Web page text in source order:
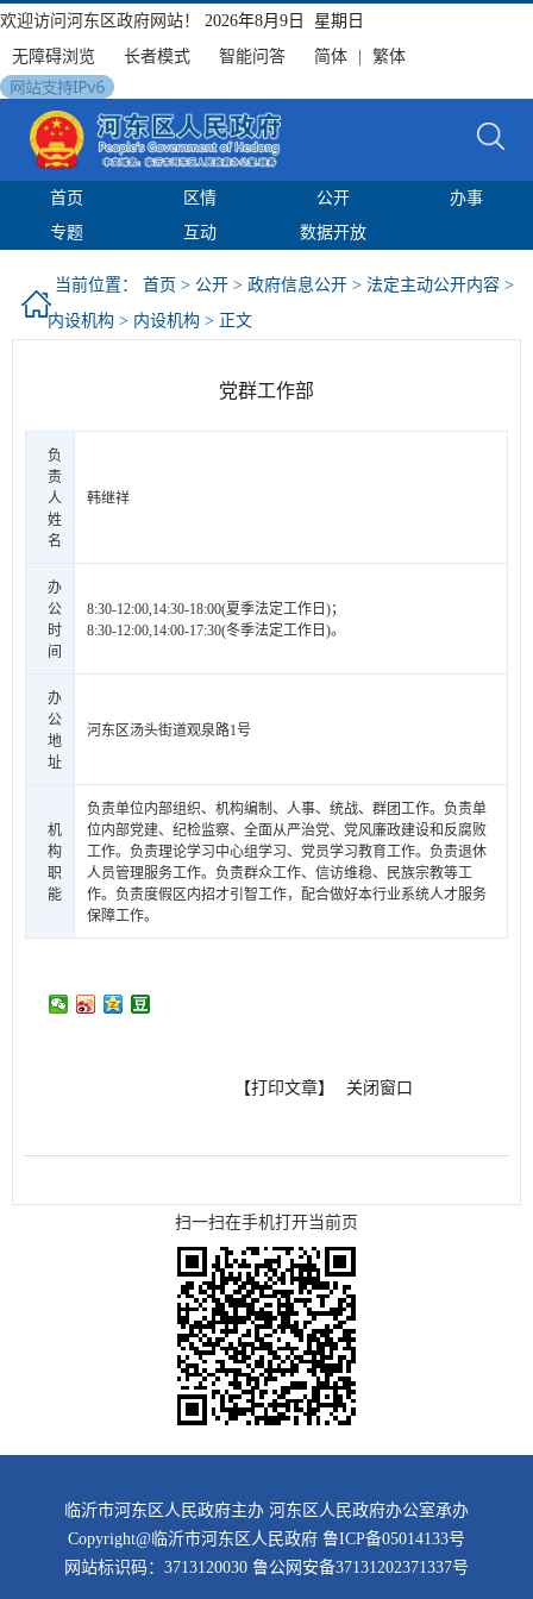
欢迎访问河东区政府网站！
2026年8月9日 星期日
无障碍浏览
长者模式 智能问答 简体 繁体
首页 区情 公开
办事
专题
互动 数据开放
当前位置： 首页 > 公开 > 政府信息公开 > 法定主动公开内容 >
内设机构 > 内设机构 > 正文
党群工作部
负
责
人
姓
名
韩继祥
办
公
时
间
8:30-12:00,14:30-18:00(夏季法定工作日)；
8:30-12:00,14:00-17:30(冬季法定工作日)。
办
公
地
址
河东区汤头街道观泉路1号
机
构
职
能
负责单位内部组织、机构编制、人事、统战、群团工作。负责单
位内部党建、纪检监察、全面从严治党、党风廉政建设和反腐败
工作。负责理论学习中心组学习、党员学习教育工作。负责退休
人员管理服务工作。负责群众工作、信访维稳、民族宗教等工
作。负责度假区内招才引智工作，配合做好本行业系统人才服务
保障工作。
【打印文章】 关闭窗口
扫一扫在手机打开当前页